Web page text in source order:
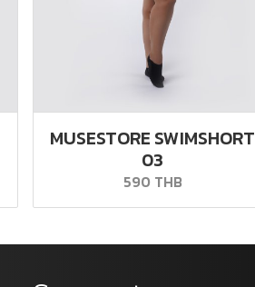
MUSESTORE SWIMSHORT
03
590 THB